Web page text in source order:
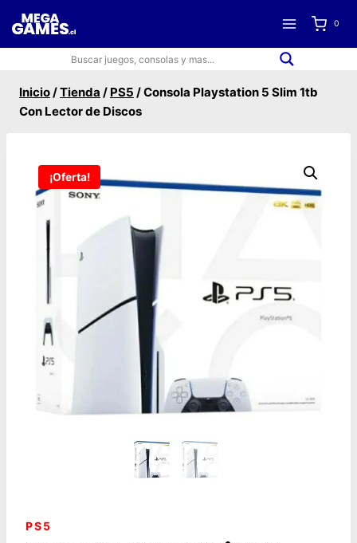
contenido
0
Inicio/Tienda / PS5 /Consola Playstation 5 Slim 1tb
Con Lector de Discos
¡Oferta!
PS5